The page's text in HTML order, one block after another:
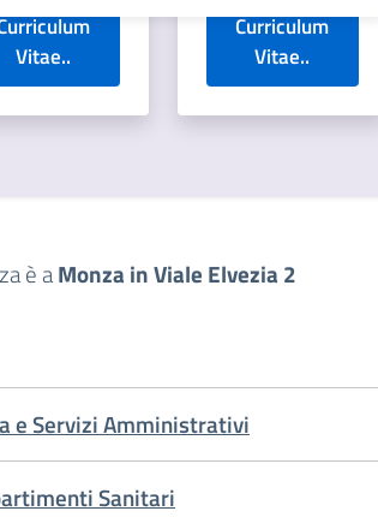
Vitae..
Curriculum
Vitae..
è aMonza in Viale Elvezia 2
e Servizi Amministrativi
Sanitari